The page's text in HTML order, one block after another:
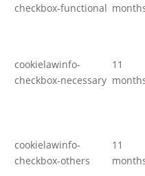
checkbox-functional
cookielawinfo-
checkbox-necessary
11
cookielawinfo-
checkbox-others
11